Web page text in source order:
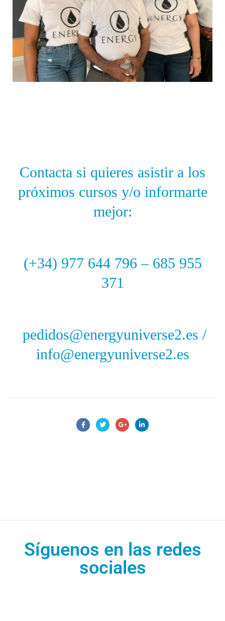
Contacta si quieres asistir a los
próximos cursos y/o informarte
mejor:
(+34) 977 644 796 – 685 955
371
pedidos@energyuniverse2.es /
info@energyuniverse2.es
Síguenos en las redes
sociales